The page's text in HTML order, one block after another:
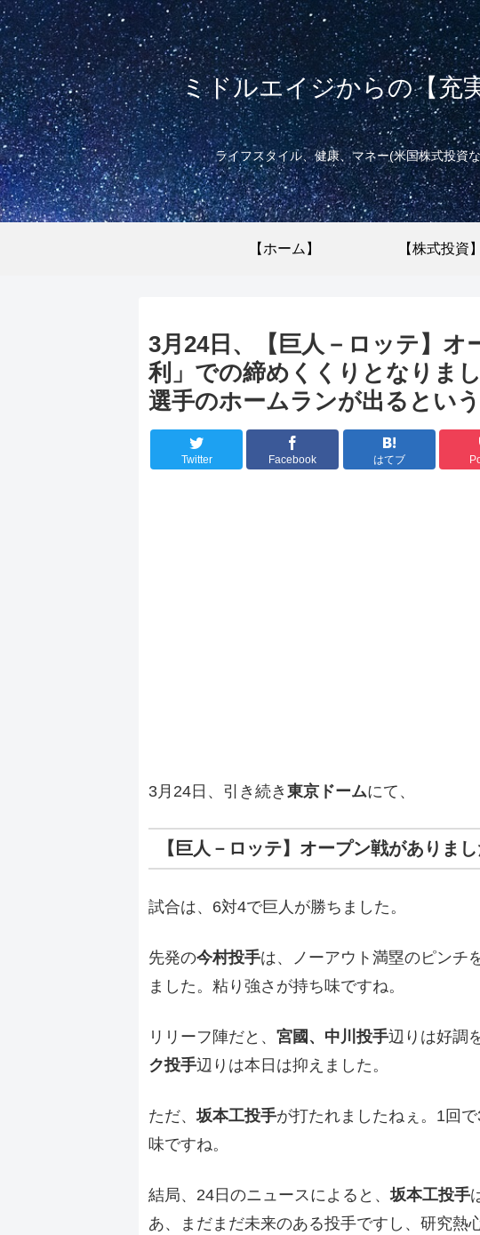
ミドルエイジからの【充
ライフスタイル、健康、マネー(米国株式投資
【ホーム】 【株式投資】
3月24日、【巨人－ロッテ】オ
利」での締めくくりとなりま
選手のホームランが出るとい
Twitter Facebook はてブ
3月24日、引き続き 東京ドームにて、
【巨人－ロッテ】オープン戦がありまし
試合は、6対4で巨人が勝ちました。
先発の今村投手は、ノーアウト満塁のピンチ
ました。粘り強さが持ち味ですね。
リリーフ陣だと、 宮國、中川投手辺りは好調
ク投手辺りは本日は抑えました。
ただ、坂本工投手が打たれましたねぇ。1回
味ですね。
結局、24日のニュースによると、坂本工投手
あ、まだまだ未来のある投手ですし、研究熱